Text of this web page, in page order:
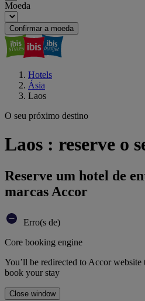
Moeda
Confirmar a moeda
Hotels
Ásia
Laos
O seu próximo destino
Laos : reserve o
Reserve um hotel de
marcas Accor
Erro(s de)
Core booking engine
You’ll be redirected to Accor
book your stay
Close window